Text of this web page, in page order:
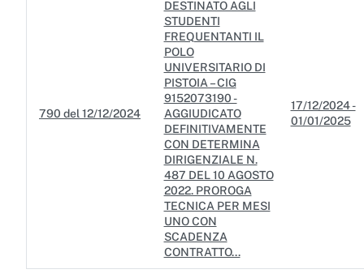
790 del 12/12/2024
DESTINATO AGLI
STUDENTI
FREQUENTANTI IL
POLO
UNIVERSITARIO DI
PISTOIA – CIG
9152073190 -
AGGIUDICATO
DEFINITIVAMENTE
CON DETERMINA
DIRIGENZIALE N.
487 DEL 10 AGOSTO
2022. PROROGA
TECNICA PER MESI
UNO CON
SCADENZA
CONTRATTO...
17/12/2024 -
01/01/2025